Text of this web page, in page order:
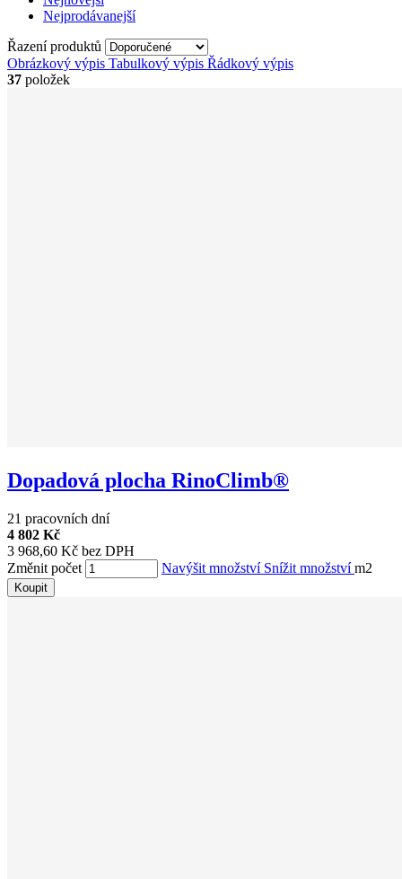
Nejprodávanejší
Řazení produktů
Obrázkový výpis Tabulkový výpis Řádkový výpis
37 položek
Dopadová plocha RinoClimb®
21 pracovních dní
4 802 Kč
3 968,60 Kč bez DPH
Změnit počet
Navýšit množství Snížit množstvím2
Koupit